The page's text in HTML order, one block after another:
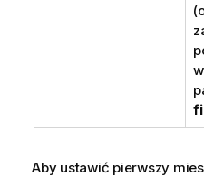
Aby ustawić pierwszy